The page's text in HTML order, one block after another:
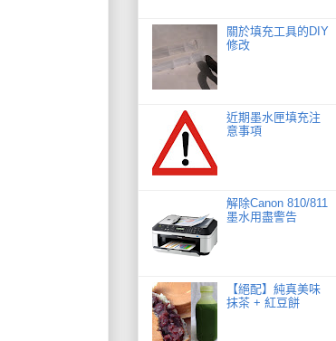
關於填充工具的DIY
修改
近期墨水匣填充注
意事項
解除Canon 810/811
墨水用盡警告
【絕配】純真美味
抹茶 + 紅豆餅